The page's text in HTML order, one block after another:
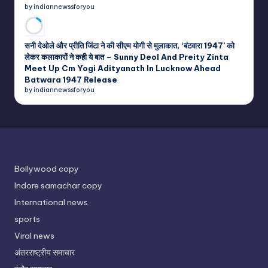
by indiannewssforyou
सनी देओले और प्रीति जिंटा ने की सीएम योगी से मुलाकात, ‘बंटवारा 1947’ को
लेकर कलाकारों ने कही ये बात – Sunny Deol And Preity Zinta
Meet Up Cm Yogi Adityanath In Lucknow Ahead
Batwara 1947 Release
by indiannewssforyou
Bollywood copy
Indore samachar copy
International news
sports
Viral news
अंतरराष्ट्रीय समाचार